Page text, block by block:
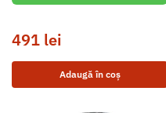
491 lei
Adaugă în coș